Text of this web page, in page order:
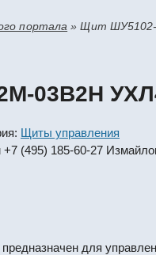
портала »Щит
03В2Н
Щиты управления
+7 (495) 185-60-27
для